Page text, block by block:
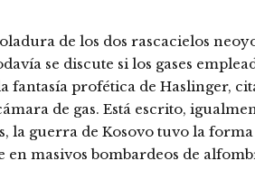
de los dos rascacielos
se discute si los gases
profética de Haslinger,
de gas. Está escrito,
la guerra de Kosovo tuvo la
masivos bombardeos de